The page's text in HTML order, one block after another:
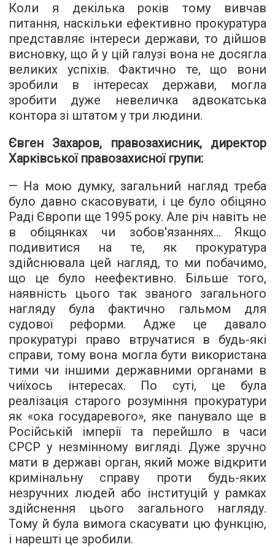
Коли я декілька років тому вивчав
питання, наскільки ефективно прокуратура
представляє інтереси держави, то дійшов
висновку, що й у цій галузі вона не досягла
великих успіхів. Фактично те, що вони
зробили в інтересах держави, могла
зробити дуже невеличка адвокатська
контора зі штатом у три людини.
Євген Захаров, правозахисник, директор
Харківської правозахисної групи:
— На мою думку, загальний нагляд треба
було давно скасовувати, і це було обіцяно
Раді Європи ще 1995 року. Але річ навіть не
в обіцянках чи зобов'язаннях... Якщо
подивитися на те, як прокуратура
здійснювала цей нагляд, то ми побачимо,
що це було неефективно. Більше того,
наявність цього так званого загального
нагляду була фактично гальмом для
судової реформи. Адже це давало
прокуратурі право втручатися в будь-які
справи, тому вона могла бути використана
тими чи іншими державними органами в
чиїхось інтересах. По суті, це була
реалізація старого розуміння прокуратури
як «ока государевого», яке панувало ще в
Російській імперії та перейшло в часи
СРСР у незмінному вигляді. Дуже зручно
мати в державі орган, який може відкрити
кримінальну справу проти будь-яких
незручних людей або інституцій у рамках
здійснення цього загального нагляду.
Тому й була вимога скасувати цю функцію,
і нарешті це зробили.